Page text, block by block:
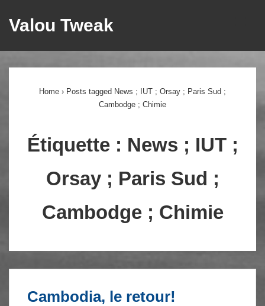
passer
Valou Tweak
Home › Posts tagged News ; IUT ; Orsay ; Paris Sud ;
Cambodge ; Chimie
Étiquette : News ; IUT ;
Orsay ; Paris Sud ;
Cambodge ; Chimie
Cambodia, le retour!